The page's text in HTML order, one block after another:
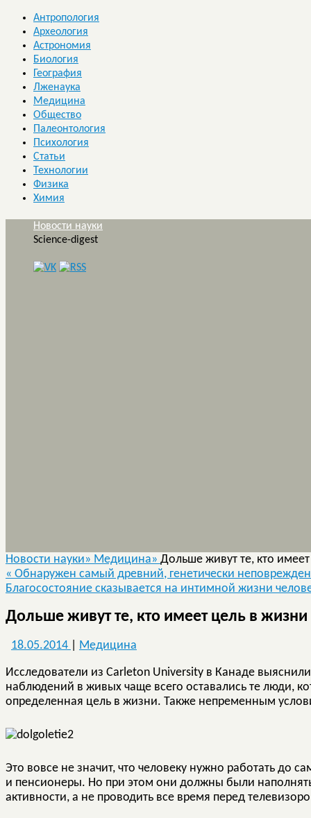
Антропология
Археология
Астрономия
Биология
География
Лженаука
Медицина
Общество
Палеонтология
Психология
Статьи
Технологии
Физика
Химия
Новости науки
Science-digest
Новости науки» Медицина» Дольше живут те, кто
« Обнаружен самый древний, генетически
Благосостояние сказывается на интимной жизни
Дольше живут те, кто имеет цель в жизни
18.05.2014 Медицина
Исследователи из Carleton University в Канаде
наблюдений в живых чаще всего оставались те люди,
определенная цель в жизни. Также непременным
Это вовсе не значит, что человеку нужно работать до
и пенсионеры. Но при этом они должны были
активности, а не проводить все время перед